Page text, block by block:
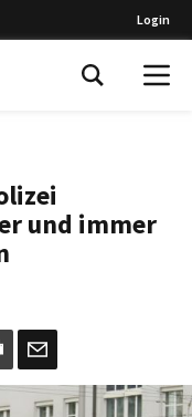
Login
und immer